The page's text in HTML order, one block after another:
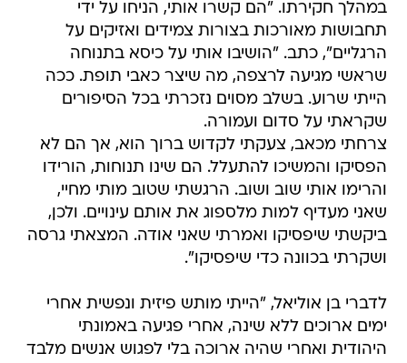
במהלך חקירתו. "הם קשרו אותי, הניחו על ידי
תחבושות מאורכות בצורות צמידים ואזיקים על
הרגליים", כתב. "הושיבו אותי על כיסא בתנוחה
שראשי מגיעה לרצפה, מה שיצר כאבי תופת. ככה
הייתי שרוע. בשלב מסוים נזכרתי בכל הסיפורים
שקראתי על סדום ועמורה.
צרחתי מכאב, צעקתי לקדוש ברוך הוא, אך הם לא
הפסיקו והמשיכו להתעלל. הם שינו תנוחות, הורידו
והרימו אותי שוב ושוב. הרגשתי שטוב מותי מחיי,
שאני מעדיף למות מלספוג את אותם עינויים. ולכן,
ביקשתי שיפסיקו ואמרתי שאני אודה. המצאתי גרסה
ושקרתי בכוונה כדי שיפסיקו".
לדברי בן אוליאל, "הייתי מותש פיזית ונפשית אחרי
ימים ארוכים ללא שינה, אחרי פגיעה באמונתי
היהודית ואחרי שהיה ארוכה בלי לפגוש אנשים מלבד